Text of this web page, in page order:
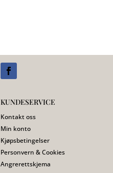
KUNDESERVICE
Kontakt oss
Min konto
Kjøpsbetingelser
Personvern & Cookies
Angrerettskjema